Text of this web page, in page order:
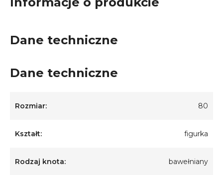
Dane techniczne
Dane techniczne
Rozmiar: 80
Kształt: figurka
Rodzaj knota: bawełniany